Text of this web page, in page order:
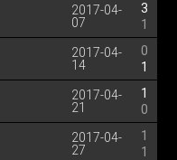
2017-04-
07
3
1
2017-04-
14
0
1
2017-04-
21
1
0
2017-04-
27
1
1